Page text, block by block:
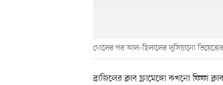
গোলের পর আল–হিলালের লুসিয়ানো
ব্রাজিলের ক্লাব ফ্লামেঙ্গো কখনো ফিফা